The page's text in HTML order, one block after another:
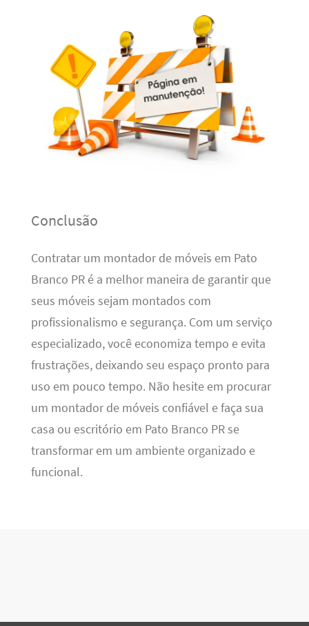
Conclusão
Contratar um montador de móveis em Pato
Branco PR é a melhor maneira de garantir que
seus móveis sejam montados com
profissionalismo e segurança. Com um serviço
especializado, você economiza tempo e evita
frustrações, deixando seu espaço pronto para
uso em pouco tempo. Não hesite em procurar
um montador de móveis confiável e faça sua
casa ou escritório em Pato Branco PR se
transformar em um ambiente organizado e
funcional.